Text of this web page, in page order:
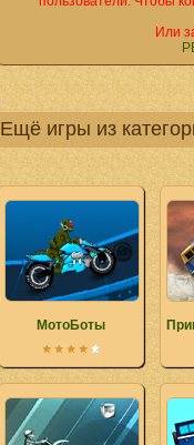
Или
Ещё игры из
МотоБоты